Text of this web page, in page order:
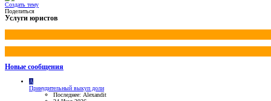
Создать тему
Поделиться
Услуги юристов
Новые сообщения
A
Принудительный выкуп доли
Последнее: Alexandit